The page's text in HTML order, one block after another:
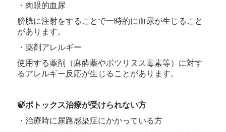
・肉眼的血尿
膀胱に注射をすることで一時的に血尿が生じること
があります。
・薬剤アレルギー
使用する薬剤（麻酔薬やボツリヌス毒素等）に対す
るアレルギー反応が生じることがあります。
🍃ボトックス治療が受けられない方
・治療時に尿路感染症にかかっている方